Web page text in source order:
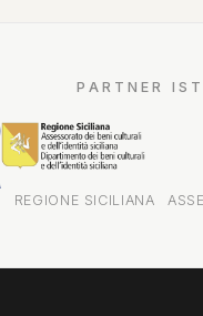
PARTNER
REGIONE SICILIANA